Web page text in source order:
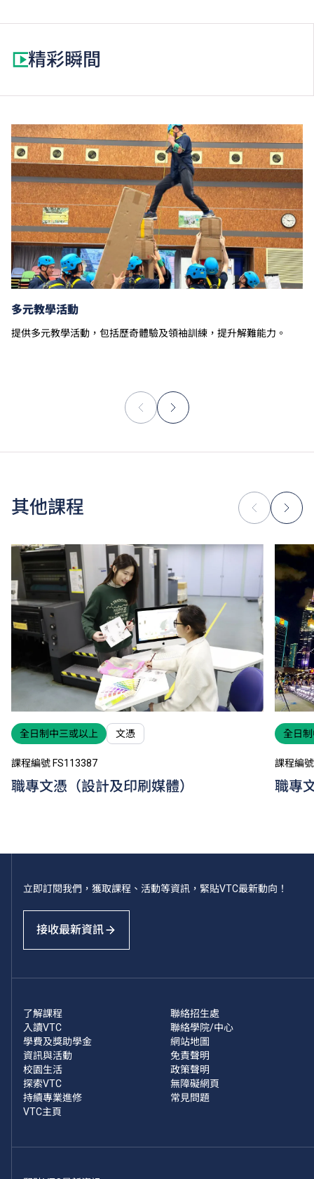
精彩瞬間
多元教學活動
提供多元教學活動，包括歷奇體驗及領袖訓練，提升解難能力。
其他課程
全日制中三或以上 文憑
課程編號 FS113387
職專文憑（設計及印刷媒體）
全日
課程編
職專
立即訂閱我們，獲取課程、活動等資訊，緊貼VTC最新動向！
接收最新資訊
了解課程
入讀VTC
學費及獎助學金
資訊與活動
校園生活
探索VTC
持續專業進修
VTC主頁
聯絡招生處
聯絡學院/中心
網站地圖
免責聲明
政策聲明
無障礙網頁
常見問題